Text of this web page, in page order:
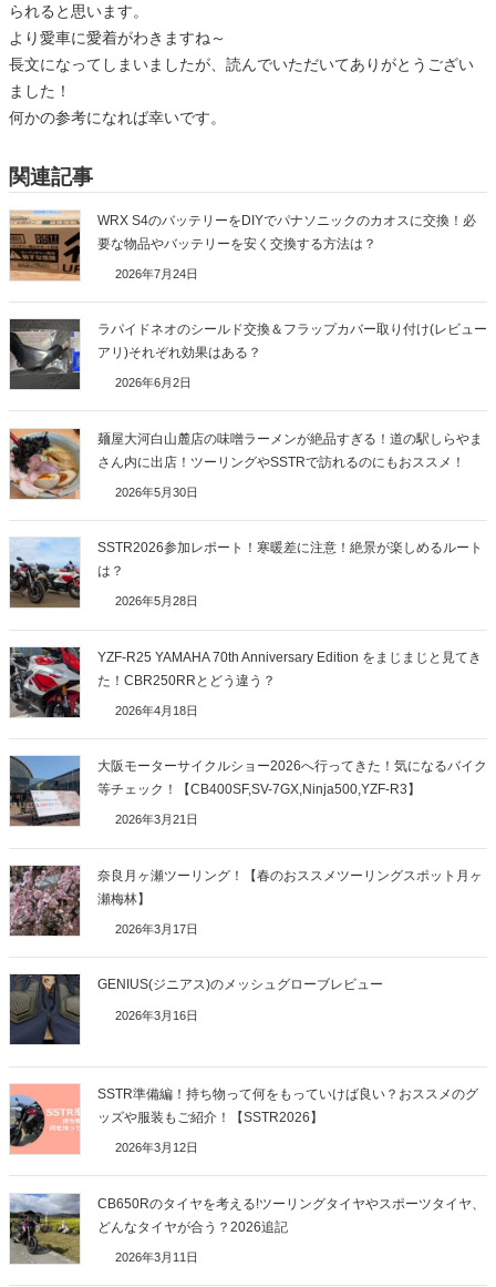
られると思います。
より愛車に愛着がわきますね～
長文になってしまいましたが、読んでいただいてありがとうござい
ました！
何かの参考になれば幸いです。
関連記事
WRX S4のバッテリーをDIYでパナソニックのカオスに交換！必
要な物品やバッテリーを安く交換する方法は？
2026年7月24日
ラパイドネオのシールド交換＆フラップカバー取り付け(レビュー
アリ)それぞれ効果はある？
2026年6月2日
麺屋大河白山麓店の味噌ラーメンが絶品すぎる！道の駅しらやま
さん内に出店！ツーリングやSSTRで訪れるのにもおススメ！
2026年5月30日
SSTR2026参加レポート！寒暖差に注意！絶景が楽しめるルート
は？
2026年5月28日
YZF-R25 YAMAHA 70th Anniversary Edition をまじまじと見てき
た！CBR250RRとどう違う？
2026年4月18日
大阪モーターサイクルショー2026へ行ってきた！気になるバイク
等チェック！【CB400SF,SV-7GX,Ninja500,YZF-R3】
2026年3月21日
奈良月ヶ瀬ツーリング！【春のおススメツーリングスポット月ヶ
瀬梅林】
2026年3月17日
GENIUS(ジニアス)のメッシュグローブレビュー
2026年3月16日
SSTR準備編！持ち物って何をもっていけば良い？おススメのグ
ッズや服装もご紹介！【SSTR2026】
2026年3月12日
CB650Rのタイヤを考える!ツーリングタイヤやスポーツタイヤ、
どんなタイヤが合う？2026追記
2026年3月11日